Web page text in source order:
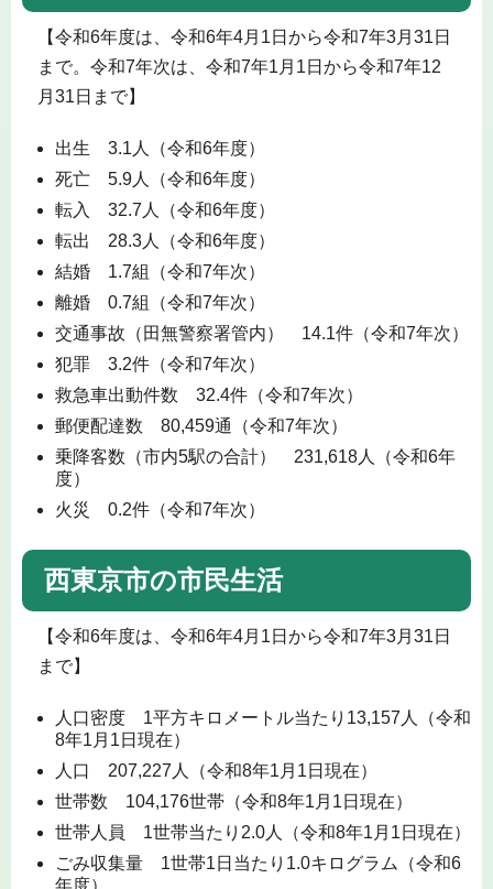
【令和6年度は、令和6年4月1日から令和7年3月31日
まで。令和7年次は、令和7年1月1日から令和7年12
月31日まで】
出生 3.1人（令和6年度）
死亡 5.9人（令和6年度）
転入 32.7人（令和6年度）
転出 28.3人（令和6年度）
結婚 1.7組（令和7年次）
離婚 0.7組（令和7年次）
交通事故（田無警察署管内） 14.1件（令和7年次）
犯罪 3.2件（令和7年次）
救急車出動件数 32.4件（令和7年次）
郵便配達数 80,459通（令和7年次）
乗降客数（市内5駅の合計） 231,618人（令和6年
度）
火災 0.2件（令和7年次）
西東京市の市民生活
【令和6年度は、令和6年4月1日から令和7年3月31日
まで】
人口密度 1平方キロメートル当たり13,157人（令和
8年1月1日現在）
人口 207,227人（令和8年1月1日現在）
世帯数 104,176世帯（令和8年1月1日現在）
世帯人員 1世帯当たり2.0人（令和8年1月1日現在）
ごみ収集量 1世帯1日当たり1.0キログラム（令和6
年度）